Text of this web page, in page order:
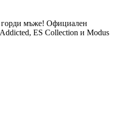
горди мъже! Официален
ES Collection и Modus